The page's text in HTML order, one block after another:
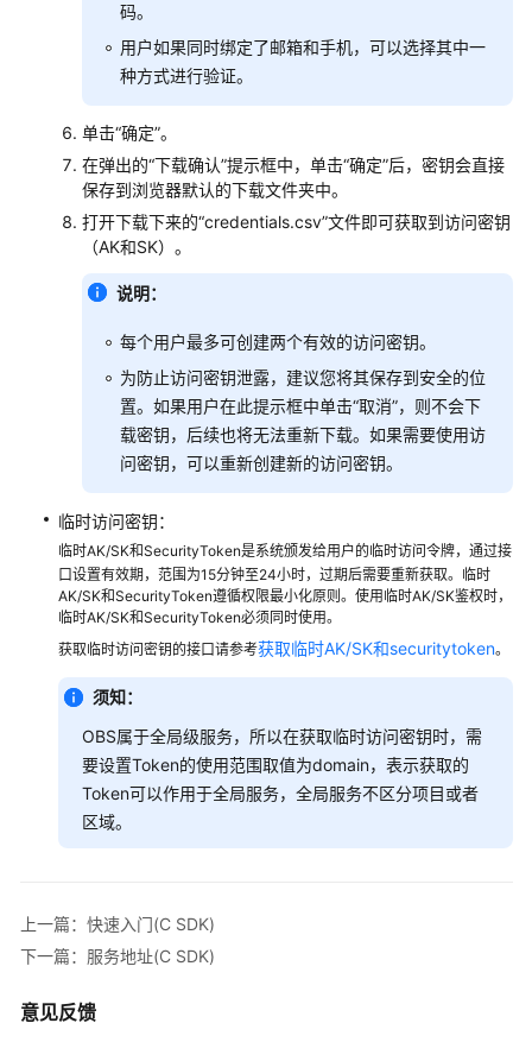
Python
Java
Go
Android
前
需
知
(C
SDK)
下
载
与
安
装
入
(C
码。
用户如果同时绑定了邮箱和手机，可以选择其中一
种方式进行验证。
单击“确定”。
在弹出的“下载确认”提示框中，单击“确定”后，密钥会直接
保存到浏览器默认的下载文件夹中。
打开下载下来的“credentials.csv”文件即可获取到访问密钥
（AK和SK）。
说明：
每个用户最多可创建两个有效的访问密钥。
为防止访问密钥泄露，建议您将其保存到安全的位
置。如果用户在此提示框中单击“取消”，则不会下
载密钥，后续也将无法重新下载。如果需要使用访
问密钥，可以重新创建新的访问密钥。
临时访问密钥：
临时AK/SK和SecurityToken是系统颁发给用户的临时访问令牌，通过接
口设置有效期，范围为15分钟至24小时，过期后需要重新获取。临时
AK/SK和SecurityToken遵循权限最小化原则。使用临时AK/SK鉴权时，
临时AK/SK和SecurityToken必须同时使用。
获取临时访问密钥的接口请参考获取临时AK/SK和securitytoken。
须知：
OBS属于全局级服务，所以在获取临时访问密钥时，需
要设置Token的使用范围取值为domain，表示获取的
Token可以作用于全局服务，全局服务不区分项目或者
区域。
上一篇：快速入门(C SDK)
下一篇：服务地址(C SDK)
意见反馈